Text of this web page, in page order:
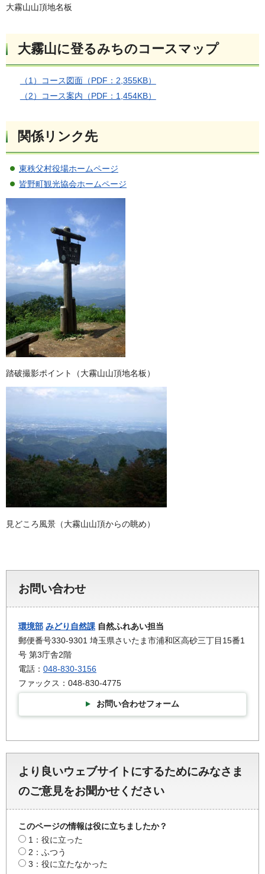
大霧山山頂地名板
大霧山に登るみちのコースマップ
（1）コース図面（PDF：2,355KB）
（2）コース案内（PDF：1,454KB）
関係リンク先
東秩父村役場ホームページ
皆野町観光協会ホームページ
踏破撮影ポイント（大霧山山頂地名板）
見どころ風景（大霧山山頂からの眺め）
お問い合わせ
環境部 みどり自然課 自然ふれあい担当
郵便番号330-9301 埼玉県さいたま市浦和区高砂三丁目15番1
号 第3庁舎2階
電話： 048-830-3156
ファックス：048-830-4775
お問い合わせフォーム
より良いウェブサイトにするためにみなさま
のご意見をお聞かせください
このページの情報は役に立ちましたか？
1：役に立った
2：ふつう
3：役に立たなかった